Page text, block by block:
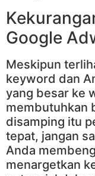
Google
Meskipun
keyword dan
yang besar ke
membutuhkan
disamping itu
tepat, jangan
Anda
menargetkan